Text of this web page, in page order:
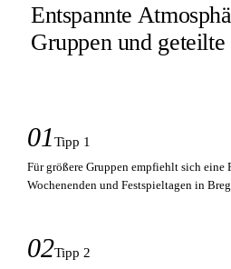
Entspannte
Gruppen und
01 Tipp 1
Für größere Gruppen empfiehlt sich eine
Wochenenden und Festspieltagen in
02Tipp 2